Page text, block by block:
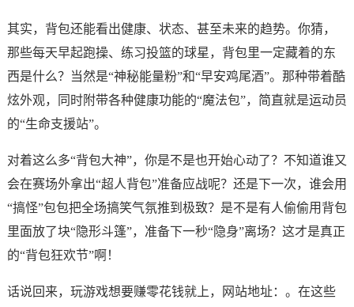
其实，背包还能看出健康、状态、甚至未来的趋势。你猜，
那些每天早起跑操、练习投篮的球星，背包里一定藏着的东
西是什么？当然是“神秘能量粉”和“早安鸡尾酒”。那种带着酷
炫外观，同时附带各种健康功能的“魔法包”，简直就是运动员
的“生命支援站”。
对着这么多“背包大神”，你是不是也开始心动了？不知道谁又
会在赛场外拿出“超人背包”准备应战呢？还是下一次，谁会用
“搞怪”包包把全场搞笑气氛推到极致？是不是有人偷偷用背包
里面放了块“隐形斗篷”，准备下一秒“隐身”离场？这才是真正
的“背包狂欢节”啊！
话说回来，玩游戏想要赚零花钱就上，网站地址：。在这些